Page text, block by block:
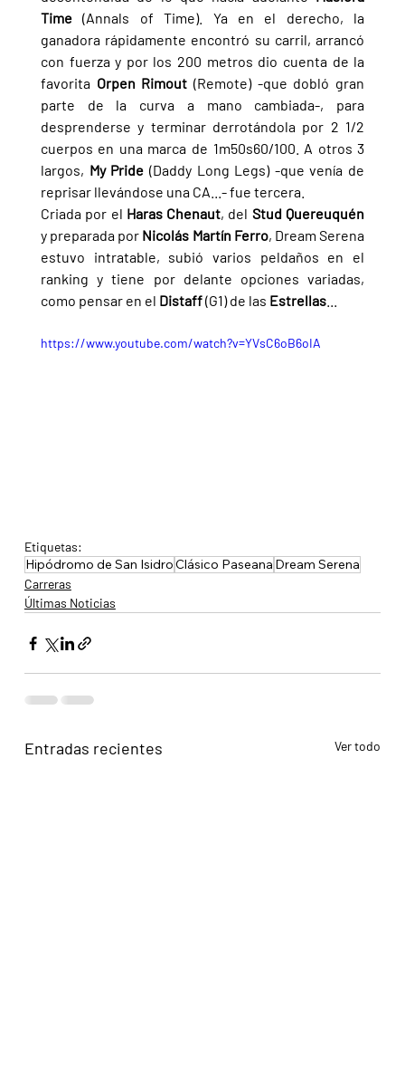
Time (Annals of Time). Ya en el derecho, la
ganadora rápidamente encontró su carril, arrancó
con fuerza y por los 200 metros dio cuenta de la
favorita Orpen Rimout (Remote) -que dobló gran
parte de la curva a mano cambiada-, para
desprenderse y terminar derrotándola por 2 1/2
cuerpos en una marca de 1m50s60/100. A otros 3
largos, My Pride (Daddy Long Legs) -que venía de
reprisar llevándose una CA...- fue tercera.
Criada por el Haras Chenaut, del
y preparada por Nicolás Martín Ferro, Dream Serena
estuvo intratable, subió varios peldaños en el
ranking y tiene por delante opciones variadas,
como pensar en el Distaff (G1) de las Estrellas...
https://www.youtube.com/watch?v=YVsC6oB6oIA
Etiquetas:
Hipódromo de San IsidroClásico Paseana Dream Serena
Carreras
Últimas Noticias
Entradas recientes Ver todo